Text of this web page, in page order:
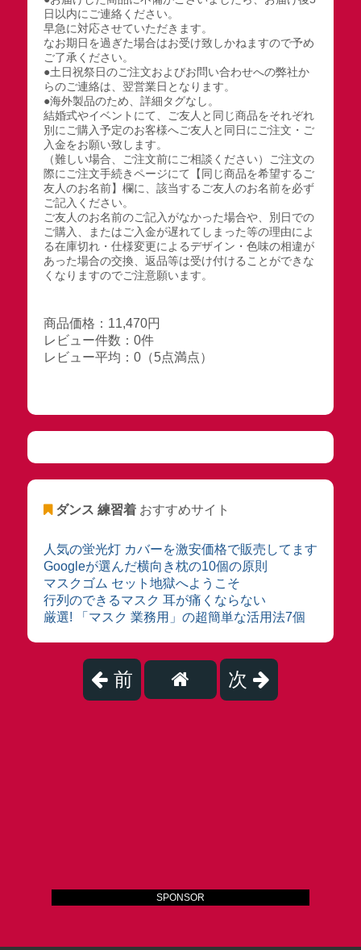
日以内にご連絡ください。
早急に対応させていただきます。
なお期日を過ぎた場合はお受け致しかねますので予め
ご了承ください。
●土日祝祭日のご注文およびお問い合わせへの弊社か
らのご連絡は、翌営業日となります。
●海外製品のため、詳細タグなし。
結婚式やイベントにて、ご友人と同じ商品をそれぞれ
別にご購入予定のお客様へご友人と同日にご注文・ご
入金をお願い致します。
（難しい場合、ご注文前にご相談ください）ご注文の
際にご注文手続きページにて【同じ商品を希望するご
友人のお名前】欄に、該当するご友人のお名前を必ず
ご記入ください。
ご友人のお名前のご記入がなかった場合や、別日での
ご購入、またはご入金が遅れてしまった等の理由によ
る在庫切れ・仕様変更によるデザイン・色味の相違が
あった場合の交換、返品等は受け付けることができな
くなりますのでご注意願います。
商品価格：11,470円
レビュー件数：0件
レビュー平均：0（5点満点）
ダンス 練習着おすすめサイト
人気の蛍光灯 カバーを激安価格で販売してます
Googleが選んだ横向き枕の10個の原則
マスクゴム セット地獄へようこそ
行列のできるマスク 耳が痛くならない
厳選! 「マスク 業務用」の超簡単な活用法7個
前 次
SPONSOR